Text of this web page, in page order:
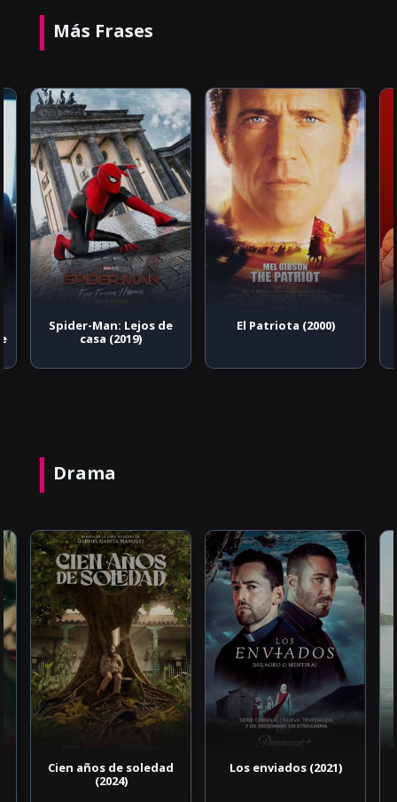
Más Frases
Spider-Man: Lejos de
casa (2019)
El Patriota (2000)
Drama
Cien años de soledad
(2024)
Los enviados (2021)